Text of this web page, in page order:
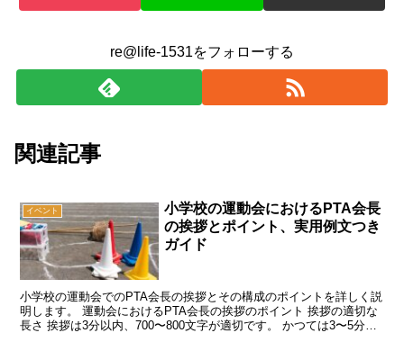
re@life-1531をフォローする
関連記事
イベント
小学校の運動会におけるPTA会長
の挨拶とポイント、実用例文つき
ガイド
小学校の運動会でのPTA会長の挨拶とその構成のポイントを詳しく説
明します。 運動会におけるPTA会長の挨拶のポイント 挨拶の適切な
長さ 挨拶は3分以内、700〜800文字が適切です。 かつては3〜5分が